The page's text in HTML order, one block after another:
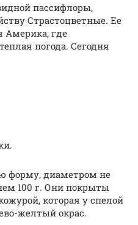
пассифлоры,
Страстоцветные. Ее
Америка, где
погода. Сегодня
форму, диаметром не
100 г. Они покрыты
которая у спелой
желтый окрас.